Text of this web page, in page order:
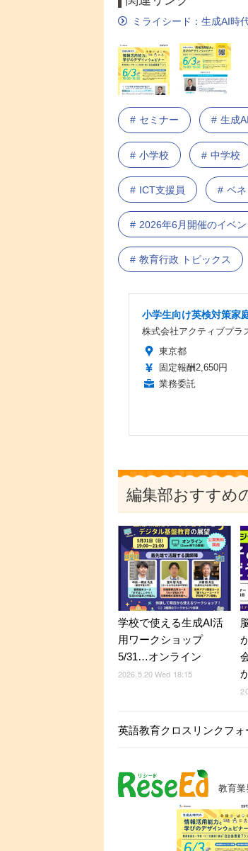
ミライシード：生成AI時
セミナー 生成AI
小学校 中学校
ICT支援員 ベ
2026年6月開催のイベ
教育行政 トピックス
小学生向け英検対策家
株式会社アクティブプラ
東京都
固定報酬2,650円
業務委託
編集部おすすめ
学校で使える生成AI活
用ワークショップ
5/31…オンライン
2026.5.20 Wed 18:15
英語教育クロスリンクフ
教育業